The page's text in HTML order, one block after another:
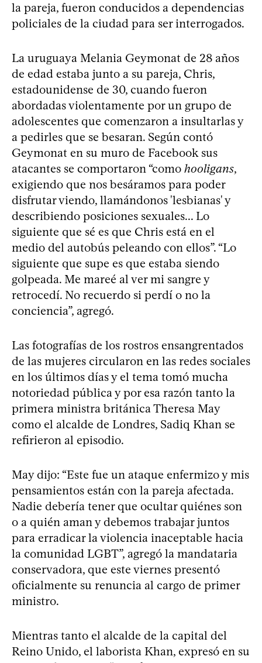
la pareja, fueron conducidos a dependencias
policiales de la ciudad para ser interrogados.
La uruguaya Melania Geymonat de 28 años
de edad estaba junto a su pareja, Chris,
estadounidense de 30, cuando fueron
abordadas violentamente por un grupo de
adolescentes que comenzaron a insultarlas y
a pedirles que se besaran. Según contó
Geymonat en su muro de Facebook sus
atacantes se comportaron “como hooligans,
exigiendo que nos besáramos para poder
disfrutar viendo, llamándonos 'lesbianas' y
describiendo posiciones sexuales... Lo
siguiente que sé es que Chris está en el
medio del autobús peleando con ellos”. “Lo
siguiente que supe es que estaba siendo
golpeada. Me mareé al ver mi sangre y
retrocedí. No recuerdo si perdí o no la
conciencia”, agregó.
Las fotografías de los rostros ensangrentados
de las mujeres circularon en las redes sociales
en los últimos días y el tema tomó mucha
notoriedad pública y por esa razón tanto la
primera ministra británica Theresa May
como el alcalde de Londres, Sadiq Khan se
refirieron al episodio.
May dijo: “Este fue un ataque enfermizo y mis
pensamientos están con la pareja afectada.
Nadie debería tener que ocultar quiénes son
o a quién aman y debemos trabajar juntos
para erradicar la violencia inaceptable hacia
la comunidad LGBT”, agregó la mandataria
conservadora, que este viernes presentó
oficialmente su renuncia al cargo de primer
ministro.
Mientras tanto el alcalde de la capital del
Reino Unido, el laborista Khan, expresó en su